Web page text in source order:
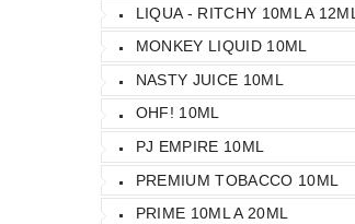
LIQUA - RITCHY 10ML A 12ML
MONKEY LIQUID 10ML
NASTY JUICE 10ML
OHF! 10ML
PJ EMPIRE 10ML
PREMIUM TOBACCO 10ML
PRIME 10ML A 20ML